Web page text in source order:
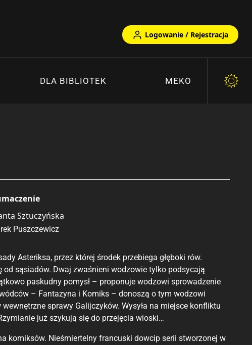
Logowanie / Rejestracja
DLA BIBLIOTEK MEKO
Sztuczyńska
Puszczewicz
Asteriksa, przez której środek przebiega głęboki rów.
sąsiadów. Dwaj zwaśnieni wodzowie tylko podsycają
paskudny pomysł – proponuje wodzowi sprowadzenie
– Fantazyna i Komiks – donoszą o tym wodzowi
sprawy Galijczyków. Wysyła na miejsce konfliktu
już szykują się do przejęcia wioski…
komiksów. Nieśmiertelny francuski dowcip serii stworzonej w